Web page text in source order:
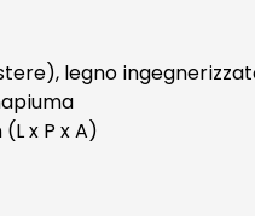
legno
x P x A)